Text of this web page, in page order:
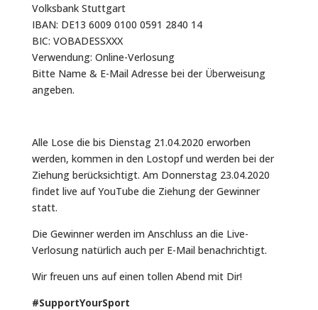
Volksbank Stuttgart
IBAN: DE13 6009 0100 0591 2840 14
BIC: VOBADESSXXX
Verwendung: Online-Verlosung
Bitte Name & E-Mail Adresse bei der Überweisung
angeben.
Alle Lose die bis Dienstag 21.04.2020 erworben
werden, kommen in den Lostopf und werden bei der
Ziehung berücksichtigt. Am Donnerstag 23.04.2020
findet live auf YouTube die Ziehung der Gewinner
statt.
Die Gewinner werden im Anschluss an die Live-
Verlosung natürlich auch per E-Mail benachrichtigt.
Wir freuen uns auf einen tollen Abend mit Dir!
#SupportYourSport